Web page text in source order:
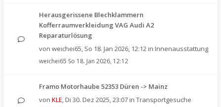
Herausgerissene Blechklammern
Kofferraumverkleidung VAG Audi A2
Reparaturlösung
von weichei65, So 18. Jan 2026, 12:12 in Innenausstattung
weichei65 So 18. Jan 2026, 12:12
Framo Motorhaube 52353 Düren -> Mainz
von KLE, Di 30. Dez 2025, 23:07 in Transportgesuche